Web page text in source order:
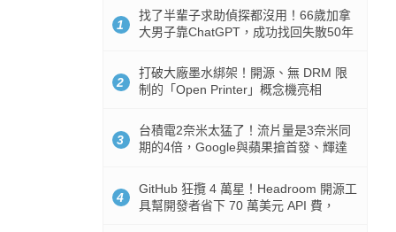
1
找了半輩子求助偵探都沒用！66歲加拿
大男子靠ChatGPT，成功找回失散50年
2
打破大廠墨水綁架！開源、無 DRM 限
制的「Open Printer」概念機亮相
3
台積電2奈米太猛了！流片量是3奈米同
期的4倍，Google與蘋果搶首發、輝達
4
GitHub 狂攬 4 萬星！Headroom 開源工
具幫開發者省下 70 萬美元 API 費，